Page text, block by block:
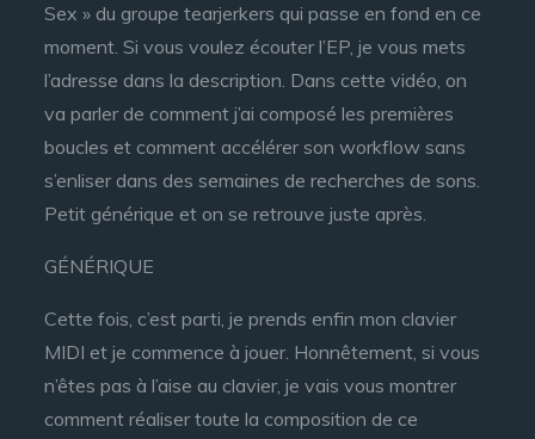
Sex » du groupe tearjerkers qui passe en fond en ce
moment. Si vous voulez écouter l’EP, je vous mets
l’adresse dans la description. Dans cette vidéo, on
va parler de comment j’ai composé les premières
boucles et comment accélérer son workflow sans
s’enliser dans des semaines de recherches de sons.
Petit générique et on se retrouve juste après.
GÉNÉRIQUE
Cette fois, c’est parti, je prends enfin mon clavier
MIDI et je commence à jouer. Honnêtement, si vous
n’êtes pas à l’aise au clavier, je vais vous montrer
comment réaliser toute la composition de ce